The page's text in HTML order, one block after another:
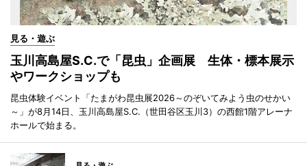
見る・遊ぶ
玉川高島屋S.C.で「昆虫」企画展 生体・標本展示
やワークショップも
昆虫体験イベント「たまがわ昆虫展2026～のぞいてみよう虫のせかい
～」が8月14日、玉川高島屋S.C.（世田谷区玉川3）の西館1階アレーナ
ホールで始まる。